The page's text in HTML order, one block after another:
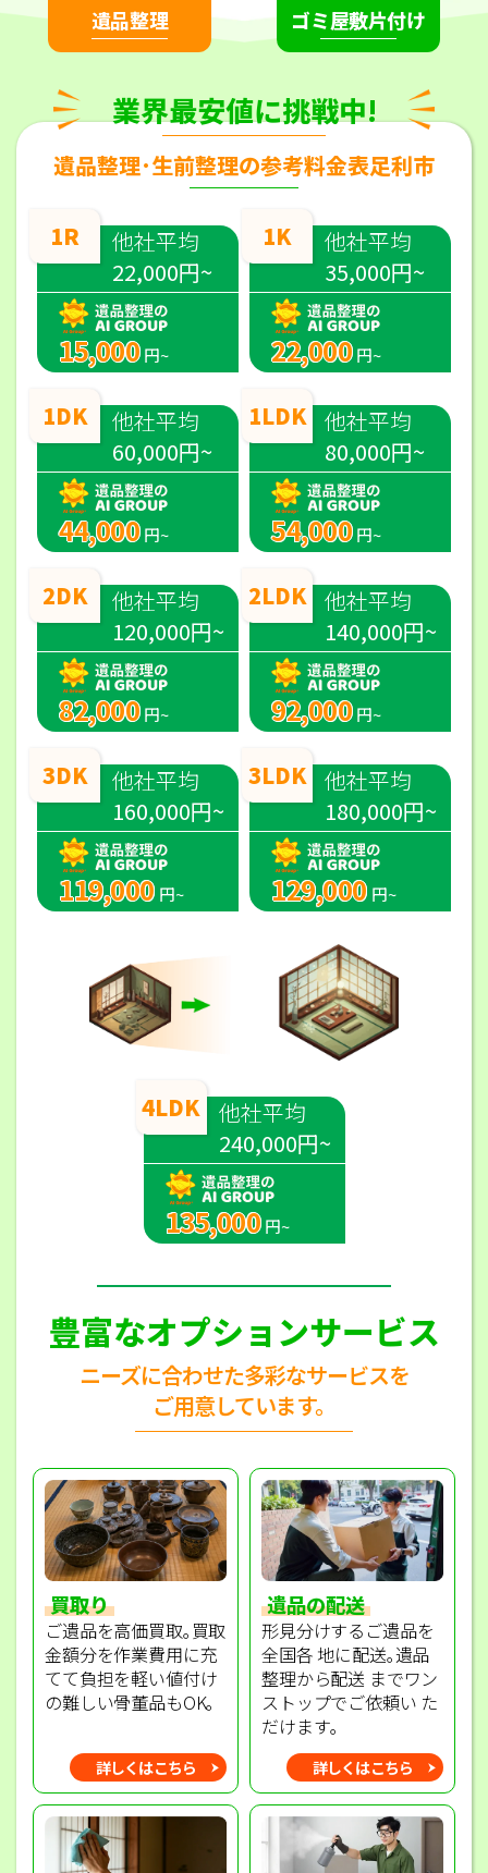
遺品整理 ゴミ屋敷片付け
業界最安値に挑戦中!
遺品整理･生前整理の参考料金表足利市
1R
他社平均
22,000円~
15,000 円~
1DK
他社平均
60,000円~
44,000 円~
2DK
他社平均
120,000円~
82,000 円~
3DK
他社平均
160,000円~
119,000 円~
4LDK 他社平均
240,000円~
135,000 円~
1K
他社平均
35,000円~
22,000 円~
1LDK 他社平均
80,000円~
54,000 円~
2LDK 他社平均
140,000円~
92,000 円~
3LDK 他社平均
180,000円~
129,000 円~
豊富なオプションサービス
ニーズに合わせた多彩なサービスを
ご用意しています。
買取り
ご遺品を高価買取｡買取
金額分を作業費用に充
てて負担を軽い値付け
の難しい骨董品もOK｡
詳しくはこちら
遺品の配送
形見分けするご遺品を
全国各 地に配送｡遺品
整理から配送 までワン
ストップでご依頼い た
だけます｡
詳しくはこちら